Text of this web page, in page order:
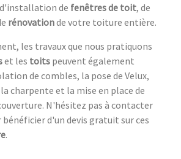
de fenêtres de toit, de
rénovationde votre toiture entière.
les travaux que nous pratiquons
et les toits peuvent également
de combles, la pose de Velux,
charpente et la mise en place de
N'hésitez pas à contacter
bénéficier d'un devis gratuit sur ces
.